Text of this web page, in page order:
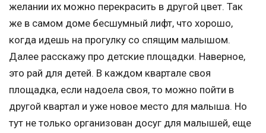
желании их можно перекрасить в другой цвет. Так
же в самом доме бесшумный лифт, что хорошо,
когда идешь на прогулку со спящим малышом.
Далее расскажу про детские площадки. Наверное,
это рай для детей. В каждом квартале своя
площадка, если надоела своя, то можно пойти в
другой квартал и уже новое место для малыша. Но
тут не только организован досуг для малышей, еще